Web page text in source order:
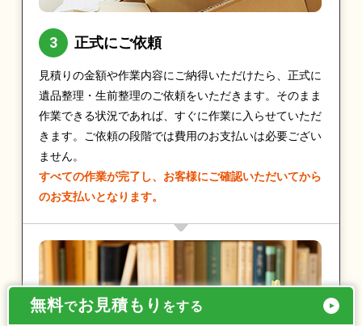
正式にご依頼
見積りの金額や作業内容にご納得いただけたら、正式に
遺品整理・生前整理のご依頼をいただきます。そのまま
作業できる状況であれば、すぐに作業に入らせていただ
きます。ご依頼の段階では費用のお支払いは必要ござい
ません。
すべての作業が完了し、お客様にご確認いただいてから
のお支払いとなります。
無料でお見積もり をする